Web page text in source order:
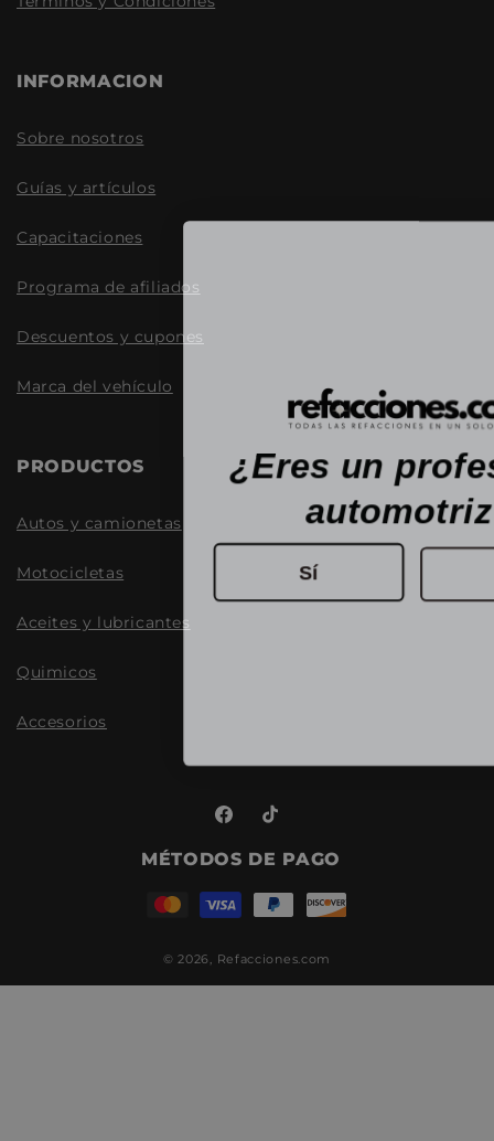
INFORMACION
Sobre nosotros
Guías y artículos
Capacitaciones
Programa de afiliados
Descuentos y cupones
Marca del vehículo
PRODUCTOS
Autos y camionetas
Motocicletas
Aceites y lubricantes
Quimicos
Accesorios
FacebookTikTok
MÉTODOS DE PAGO
© 2026, Refacciones.com
¿Eres un
Sí